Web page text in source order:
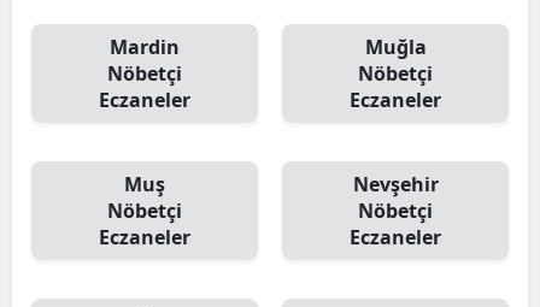
Mardin
Nöbetçi
Eczaneler
Muğla
Nöbetçi
Eczaneler
Muş
Nöbetçi
Eczaneler
Nevşehir
Nöbetçi
Eczaneler